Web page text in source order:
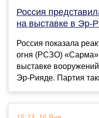
Россия
на выставке в Эр-
Россия показала
огня (РСЗО)
выставке
Эр-Рияде. Партия